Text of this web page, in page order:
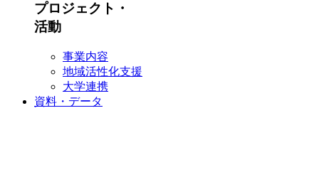
プロジェクト・
活動
事業内容
地域活性化支援
大学連携
資料・データ